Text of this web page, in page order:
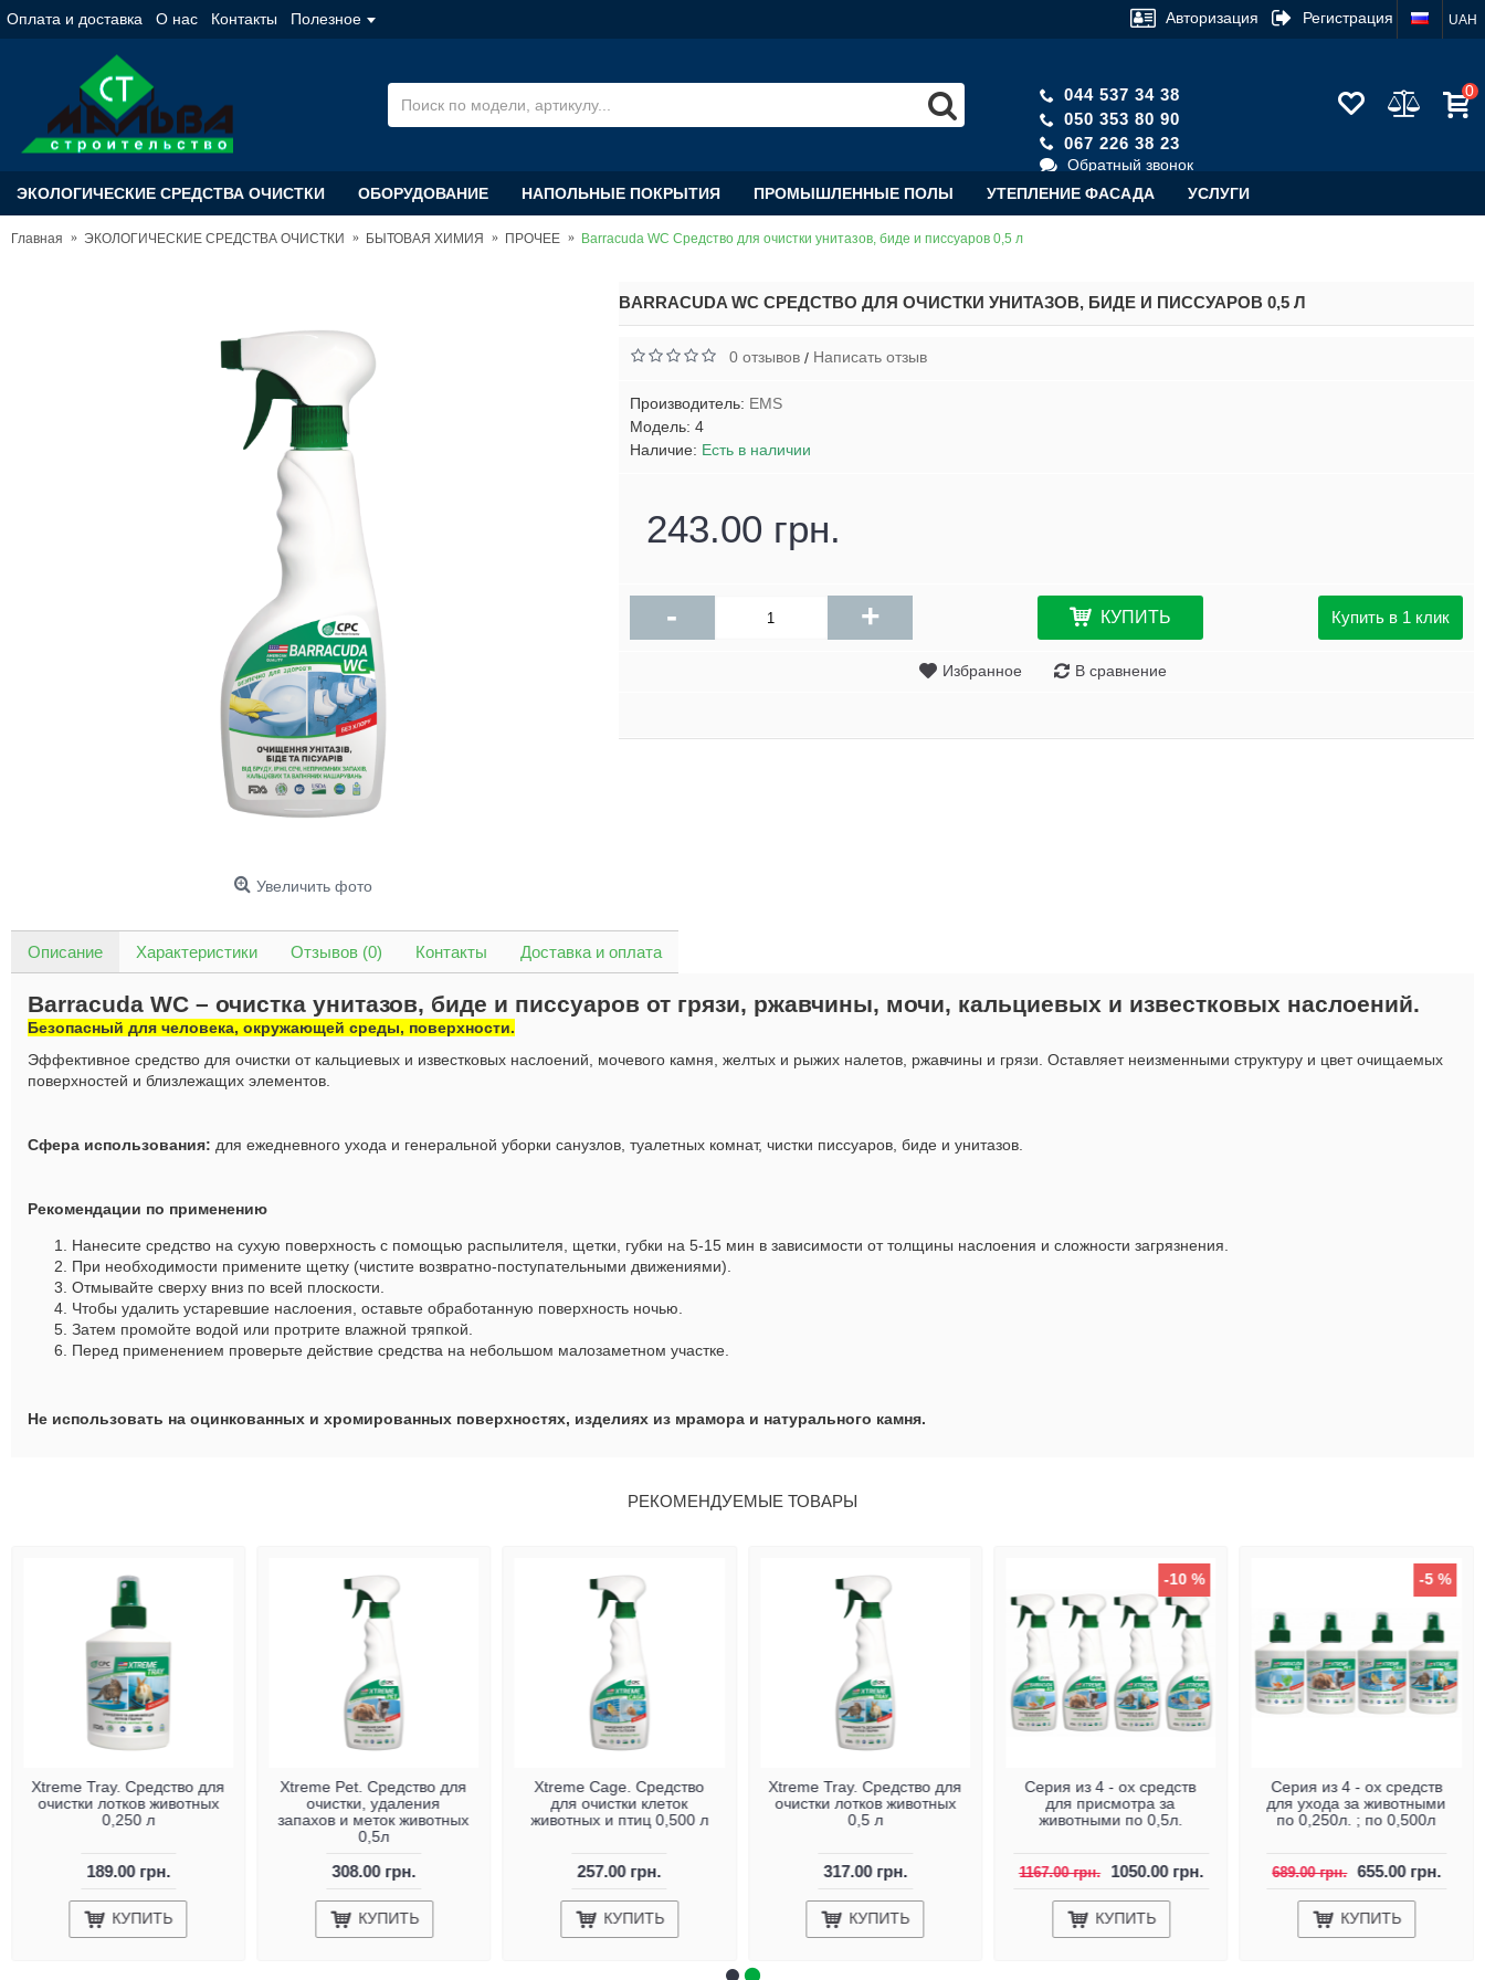
Оплата и доставка О нас Контакты Полезное UAH
Авторизация Регистрация
044 537 34 38
050 353 80 90
067 226 38 23
Обратный звонок
0
ЭКОЛОГИЧЕСКИЕ СРЕДСТВА ОЧИСТКИ ОБОРУДОВАНИЕ НАПОЛЬНЫЕ ПОКРЫТИЯ ПРОМЫШЛЕННЫЕ ПОЛЫ УТЕПЛЕНИЕ ФАСАДА УСЛУГИ
Главная ЭКОЛОГИЧЕСКИЕ СРЕДСТВА ОЧИСТКИ БЫТОВАЯ ХИМИЯ ПРОЧЕЕ Barracuda WC Средство для очистки унитазов, биде и писсуаров 0,5 л
Увеличить фото
BARRACUDA WC СРЕДСТВО ДЛЯ ОЧИСТКИ УНИТАЗОВ, БИДЕ И ПИССУАРОВ 0,5 Л
0 отзывов/ Написать отзыв
Производитель: EMS
Модель: 4
Наличие: Есть в наличии
243.00 грн.
- + КУПИТЬ Купить в 1 клик
Избранное В сравнение
Описание Характеристики Отзывов (0) Контакты Доставка и оплата
Barracuda WС – очистка унитазов, биде и писсуаров от грязи, ржавчины, мочи, кальциевых и известковых наслоений.
Безопасный для человека, окружающей среды, поверхности.
Эффективное средство для очистки от кальциевых и известковых наслоений, мочевого камня, желтых и рыжих налетов, ржавчины и грязи. Оставляет неизменными структуру и цвет очищаемых
поверхностей и близлежащих элементов.
Сфера использования: для ежедневного ухода и генеральной уборки санузлов, туалетных комнат, чистки писсуаров, биде и унитазов.
Рекомендации по применению
Нанесите средство на сухую поверхность с помощью распылителя, щетки, губки на 5-15 мин в зависимости от толщины наслоения и сложности загрязнения.
При необходимости примените щетку (чистите возвратно-поступательными движениями).
Отмывайте сверху вниз по всей плоскости.
Чтобы удалить устаревшие наслоения, оставьте обработанную поверхность ночью.
Затем промойте водой или протрите влажной тряпкой.
Перед применением проверьте действие средства на небольшом малозаметном участке.
Не использовать на оцинкованных и хромированных поверхностях, изделиях из мрамора и натурального камня.
РЕКОМЕНДУЕМЫЕ ТОВАРЫ
Xtreme Tray. Средство для
очистки лотков животных
0,250 л
189.00 грн.
КУПИТЬ
Xtreme Pet. Средство для
очистки, удаления
запахов и меток животных
0,5л
308.00 грн.
КУПИТЬ
Xtreme Cage. Средство
для очистки клеток
животных и птиц 0,500 л
257.00 грн.
КУПИТЬ
Xtreme Tray. Средство для
очистки лотков животных
0,5 л
317.00 грн.
КУПИТЬ
-10 %
Серия из 4 - ох средств
для присмотра за
животными по 0,5л.
1167.00 грн. 1050.00 грн.
КУПИТЬ
-5 %
Серия из 4 - ох средств
для ухода за животными
по 0,250л. ; по 0,500л
689.00 грн. 655.00 грн.
КУПИТЬ